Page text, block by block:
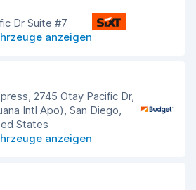
Dr Suite #7
anzeigen
2745 Otay Pacific Dr,
Intl Apo), San Diego,
States
anzeigen